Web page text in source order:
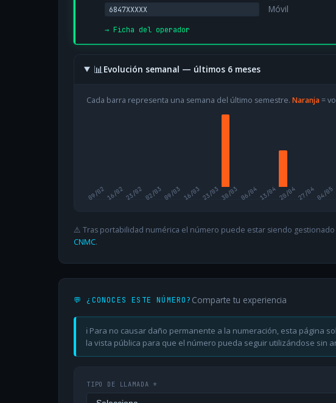
6847XXXXX Móvil
→ Ficha del operador
📊Evolución semanal — últimos 6 meses
Cada barra representa una semana del último semestre. Naranja=
09/0216/0223/02 02/03 09/03 16/03 23/03 30/03 06/0413/04 20/0427/0404/05
⚠️ Tras portabilidad numérica el número puede estar siendo
CNMC.
💬 ¿CONOCES ESTE NÚMERO? Comparte tu experiencia
ℹ️ Para no causar daño permanente a la numeración, esta página
la vista pública para que el número pueda seguir utilizándose sin
TIPO DE LLAMADA *